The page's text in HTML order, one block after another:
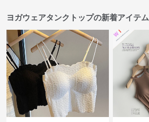
ヨガウェアタンクトップの新着アイテム